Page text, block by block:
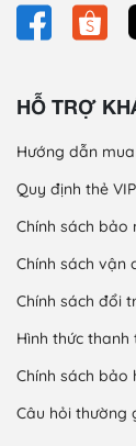
HỖ TRỢ
Hướng dẫn
Quy định thẻ VIP
Chính sách bảo
Chính sách vận
Chính sách đổi
Hình thức thanh
Chính sách bảo
Câu hỏi thường